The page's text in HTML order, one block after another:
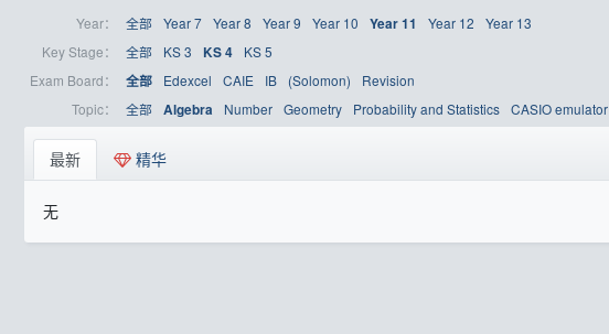
Year： 全部 Year 7 Year 8 Year 9 Year 10 Year 11 Year 12
Year 13
Key Stage：
全部 KS 3 KS 4
KS 5
Exam Board：
全部 Edexcel CAIE IB (Solomon)
Revision
Topic：
全部 Algebra Number Geometry Probability and Statistics CASIO emulator
最新 精华
无